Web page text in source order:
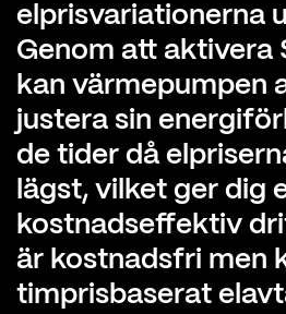
elpris­variationerna
Genom att aktivera
kan värmepumpen
justera sin
de tider då
lägst, vilket ger dig
kostnads­effektiv
är kostnad­sfri men
timpris­baserat